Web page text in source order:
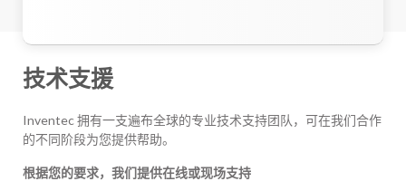
技术支援
Inventec 拥有一支遍布全球的专业技术支持团队，可在我们合作
的不同阶段为您提供帮助。
根据您的要求，我们提供在线或现场支持